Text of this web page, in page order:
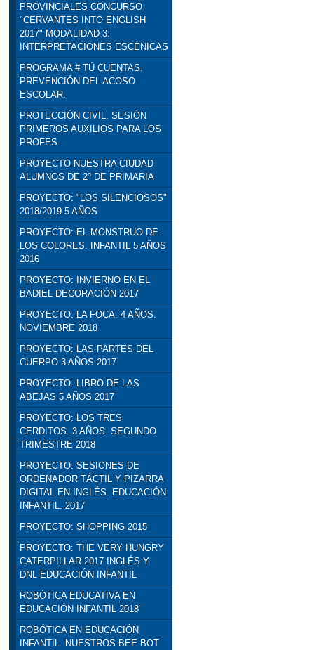
PROVINCIALES CONCURSO
"CERVANTES INTO ENGLISH
2017" MODALIDAD 3:
INTERPRETACIONES ESCÉNICAS
PROGRAMA # TÚ CUENTAS.
PREVENCIÓN DEL ACOSO
ESCOLAR.
PROTECCIÓN CIVIL. SESIÓN
PRIMEROS AUXILIOS PARA LOS
PROFES
PROYECTO NUESTRA CIUDAD
ALUMNOS DE 2º DE PRIMARIA
PROYECTO: "LOS SILENCIOSOS"
2018/2019 5 AÑOS
PROYECTO: EL MONSTRUO DE
LOS COLORES. INFANTIL 5 AÑOS
2016
PROYECTO: INVIERNO EN EL
BADIEL DECORACIÓN 2017
PROYECTO: LA FOCA. 4 AÑOS.
NOVIEMBRE 2018
PROYECTO: LAS PARTES DEL
CUERPO 3 AÑOS 2017
PROYECTO: LIBRO DE LAS
ABEJAS 5 AÑOS 2017
PROYECTO: LOS TRES
CERDITOS. 3 AÑOS. SEGUNDO
TRIMESTRE 2018
PROYECTO: SESIONES DE
ORDENADOR TÁCTIL Y PIZARRA
DIGITAL EN INGLÉS. EDUCACIÓN
INFANTIL. 2017
PROYECTO: SHOPPING 2015
PROYECTO: THE VERY HUNGRY
CATERPILLAR 2017 INGLÉS Y
DNL EDUCACIÓN INFANTIL
ROBÓTICA EDUCATIVA EN
EDUCACIÓN INFANTIL 2018
ROBÓTICA EN EDUCACIÓN
INFANTIL. NUESTROS BEE BOT